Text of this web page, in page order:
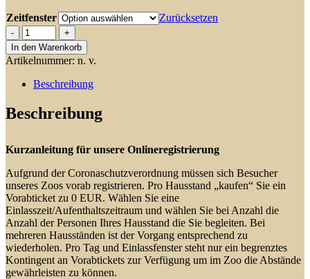
Zeitfenster
Zurücksetzen
3
-
Mittwoch,
21.07.2021
Menge
In den Warenkorb
Artikelnummer: n. v.
Beschreibung
Beschreibung
Kurzanleitung für unsere Onlineregistrierung
Aufgrund der Coronaschutzverordnung müssen sich Besucher
unseres Zoos vorab registrieren. Pro Hausstand „kaufen“ Sie ein
Vorabticket zu 0 EUR. Wählen Sie eine
Einlasszeit/Aufenthaltszeitraum und wählen Sie bei Anzahl die
Anzahl der Personen Ihres Hausstand die Sie begleiten. Bei
mehreren Hausständen ist der Vorgang entsprechend zu
wiederholen. Pro Tag und Einlassfenster steht nur ein begrenztes
Kontingent an Vorabtickets zur Verfügung um im Zoo die Abstände
gewährleisten zu können.